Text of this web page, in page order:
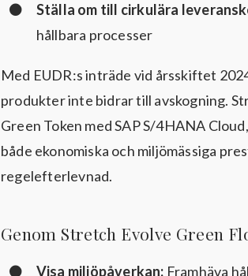
Ställa om till cirkulära
hållbara processer
Med EUDR:s inträde vid årsskiftet
produkter inte bidrar till avskogning.
Green Token med SAP S/4HANA
både ekonomiska och miljömässiga
regelefterlevnad.
Genom Stretch Evolve Green
Visa miljöpåverkan: Framhäva